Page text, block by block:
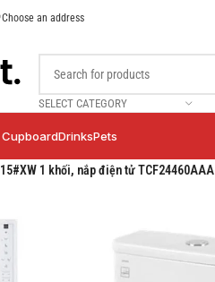
Choose an address
SELECT CATEGORY
CupboardDrinksPets
1 khối, nắp điện tử TCF24460AAA